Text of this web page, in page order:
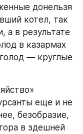
донельзя
котел, так
а в результате
в казармах
— круглые
еще и не
безобразие,
в здешней